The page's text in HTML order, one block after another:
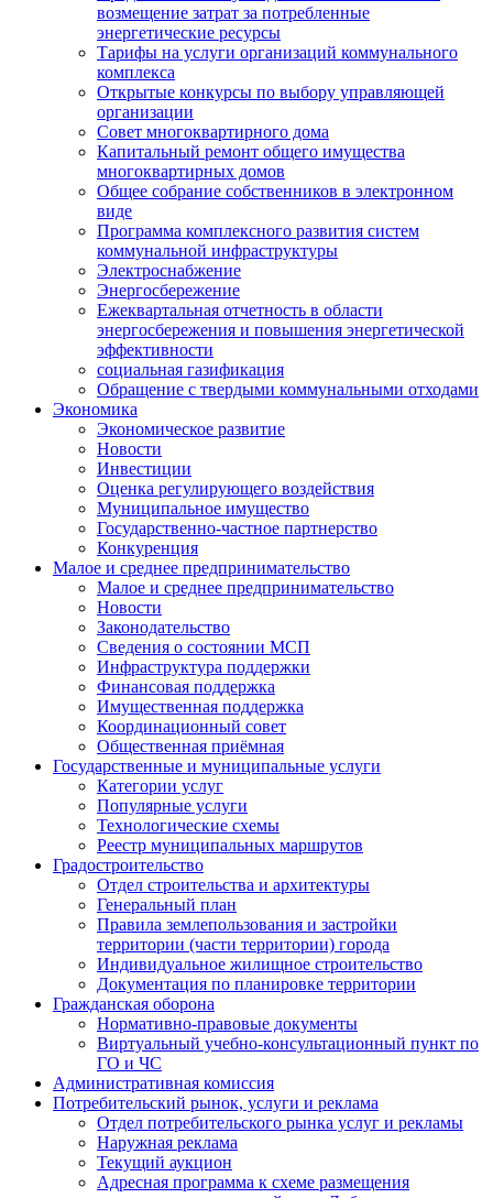
возмещение затрат за потребленные
энергетические ресурсы
Тарифы на услуги организаций коммунального
комплекса
Открытые конкурсы по выбору управляющей
организации
Совет многоквартирного дома
Капитальный ремонт общего имущества
многоквартирных домов
Общее собрание собственников в электронном
виде
Программа комплексного развития систем
коммунальной инфраструктуры
Электроснабжение
Энергосбережение
Ежеквартальная отчетность в области
энергосбережения и повышения энергетической
эффективности
социальная газификация
Обращение с твердыми коммунальными отходами
Экономика
Экономическое развитие
Новости
Инвестиции
Оценка регулирующего воздействия
Муниципальное имущество
Государственно-частное партнерство
Конкуренция
Малое и среднее предпринимательство
Малое и среднее предпринимательство
Новости
Законодательство
Сведения о состоянии МСП
Инфраструктура поддержки
Финансовая поддержка
Имущественная поддержка
Координационный совет
Общественная приёмная
Государственные и муниципальные услуги
Категории услуг
Популярные услуги
Технологические схемы
Реестр муниципальных маршрутов
Градостроительство
Отдел строительства и архитектуры
Генеральный план
Правила землепользования и застройки
территории (части территории) города
Индивидуальное жилищное строительство
Документация по планировке территории
Гражданская оборона
Н​ормативно-правовые документы
Виртуальный учебно-консультационный пункт по
ГО и ЧС
Административная комиссия
Потребительский рынок, услуги и реклама
Отдел потребительского рынка услуг и рекламы
Наружная реклама
Текущий аукцион
Адресная программа к схеме размещения